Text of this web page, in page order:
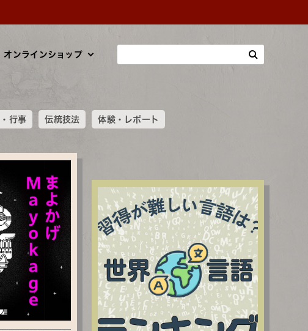
オンラインショップ
行事 伝統技法 体験・レポート